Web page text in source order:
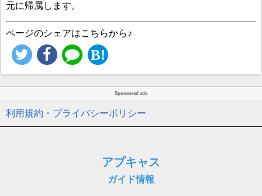
元に帰属します。
ページのシェアはこちらから♪
Sponsored ads
利用規約・プライバシーポリシー
アプキャス
ガイド情報